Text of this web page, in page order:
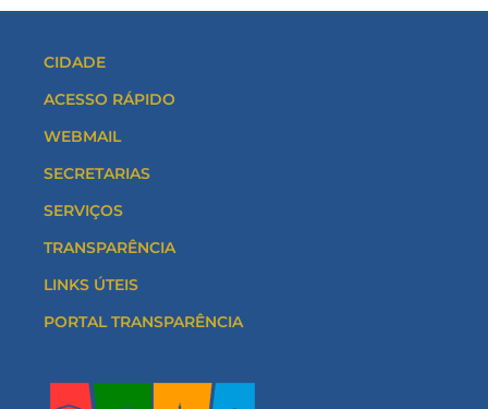
CIDADE
ACESSO RÁPIDO
WEBMAIL
SECRETARIAS
SERVIÇOS
TRANSPARÊNCIA
LINKS ÚTEIS
PORTAL TRANSPARÊNCIA